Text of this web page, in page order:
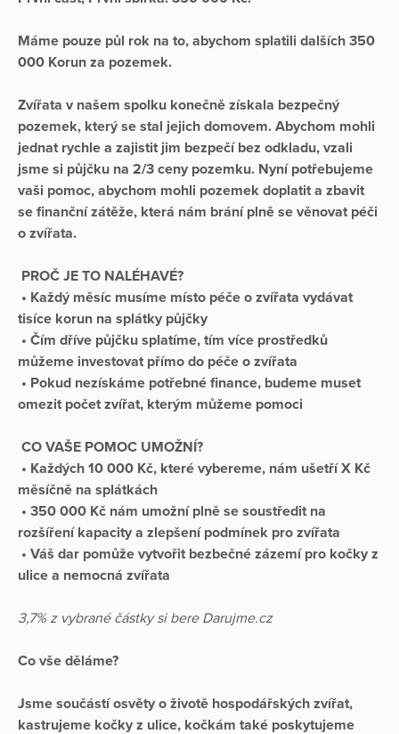
Máme pouze půl rok na to, abychom splatili dalších 350
000 Korun za pozemek.
Zvířata v našem spolku konečně získala bezpečný
pozemek, který se stal jejich domovem. Abychom mohli
jednat rychle a zajistit jim bezpečí bez odkladu, vzali
jsme si půjčku na 2/3 ceny pozemku. Nyní potřebujeme
vaši pomoc, abychom mohli pozemek doplatit a zbavit
se finanční zátěže, která nám brání plně se věnovat péči
o zvířata.
PROČ JE TO NALÉHAVÉ?
• Každý měsíc musíme místo péče o zvířata vydávat
tisíce korun na splátky půjčky
• Čím dříve půjčku splatíme, tím více prostředků
můžeme investovat přímo do péče o zvířata
• Pokud nezískáme potřebné finance, budeme muset
omezit počet zvířat, kterým můžeme pomoci
CO VAŠE POMOC UMOŽNÍ?
• Každých 10 000 Kč, které vybereme, nám ušetří X Kč
měsíčně na splátkách
• 350 000 Kč nám umožní plně se soustředit na
rozšíření kapacity a zlepšení podmínek pro zvířata
• Váš dar pomůže vytvořit bezbečné zázemí pro kočky z
ulice a nemocná zvířata
3,7% z vybrané částky si bere Darujme.cz
Co vše děláme?
Jsme součástí osvěty o životě hospodářských zvířat,
kastrujeme kočky z ulice, kočkám také poskytujeme